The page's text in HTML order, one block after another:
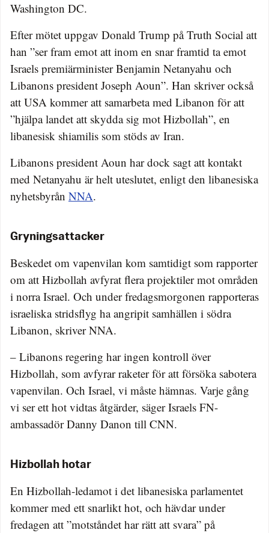
Washington DC.
Efter mötet uppgav Donald Trump på Truth Social att
han ”ser fram emot att inom en snar framtid ta emot
Israels premiärminister Benjamin Netanyahu och
Libanons president Joseph Aoun”. Han skriver också
att USA kommer att samarbeta med Libanon för att
”hjälpa landet att skydda sig mot Hizbollah”, en
libanesisk shiamilis som stöds av Iran.
Libanons president Aoun har dock sagt att kontakt
med Netanyahu är helt uteslutet, enligt den libanesiska
nyhetsbyrån NNA.
Gryningsattacker
Beskedet om vapenvilan kom samtidigt som rapporter
om att Hizbollah avfyrat flera projektiler mot områden
i norra Israel. Och under fredagsmorgonen rapporteras
israeliska stridsflyg ha angripit samhällen i södra
Libanon, skriver NNA.
– Libanons regering har ingen kontroll över
Hizbollah, som avfyrar raketer för att försöka sabotera
vapenvilan. Och Israel, vi måste hämnas. Varje gång
vi ser ett hot vidtas åtgärder, säger Israels FN-
ambassadör Danny Danon till CNN.
Hizbollah hotar
En Hizbollah-ledamot i det libanesiska parlamentet
kommer med ett snarlikt hot, och hävdar under
fredagen att ”motståndet har rätt att svara” på